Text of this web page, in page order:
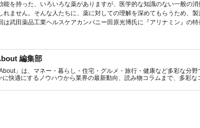
能を持った、いろいろな薬がありますが、医学的な知識のない一般の
れません。そんな人たちに、薬に対しての理解を深めてもらうため、
は武田薬品工業ヘルスケアカンパニー田原光博氏に『アリナミン』の
編集部
About」は、マネー・暮らし・住宅・グルメ・旅行・健康など多彩な分
に快適にするノウハウから業界の最新動向、読み物コラムまで、多彩